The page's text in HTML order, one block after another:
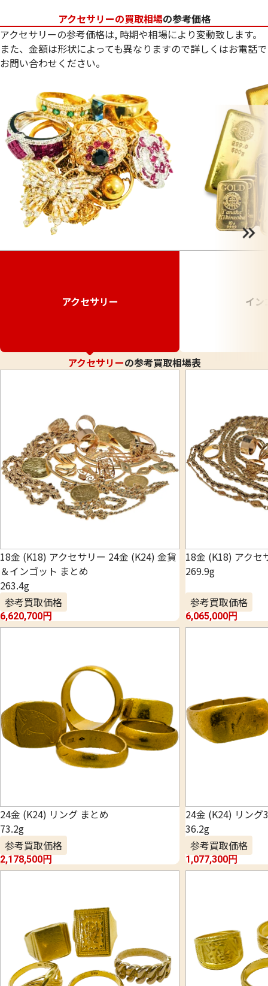
アクセサリーの買取相場の参考価格
アクセサリーの参考価格は, 時期や相場により変動致します。
また、金額は形状によっても異なりますので詳しくはお電話で
お問い合わせください。
アクセサリー イン
アクセサリーの参考買取相場表
18金 (K18) アクセサリー 24金 (K24) 金貨
＆インゴット まとめ
263.4g
参考買取価格
6,620,700円
18金 (K18) アクセ
269.9g
参考買取価格
6,065,000円
24金 (K24) リング まとめ
73.2g
参考買取価格
2,178,500円
24金 (K24) リング
36.2g
参考買取価格
1,077,300円